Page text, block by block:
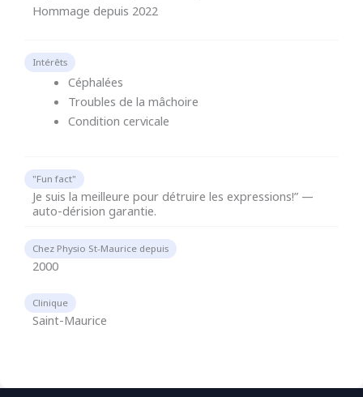
Hommage depuis 2022
Intérêts
Céphalées
Troubles de la mâchoire
Condition cervicale
"Fun fact"
Je suis la meilleure pour détruire les expressions!” —
auto-dérision garantie.
Chez Physio St-Maurice depuis
2000
Clinique
Saint-Maurice